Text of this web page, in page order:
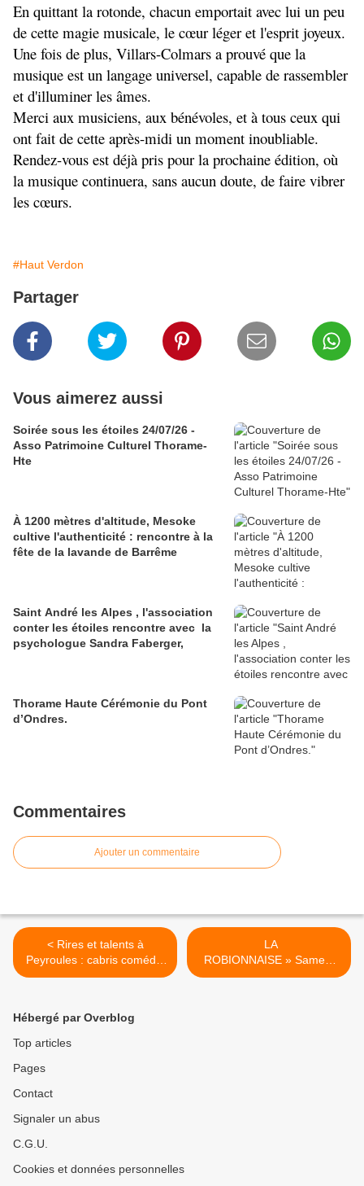
En quittant la rotonde, chacun emportait avec lui un peu
de cette magie musicale, le cœur léger et l'esprit joyeux.
Une fois de plus, Villars-Colmars a prouvé que la
musique est un langage universel, capable de rassembler
et d'illuminer les âmes.
Merci aux musiciens, aux bénévoles, et à tous ceux qui
ont fait de cette après-midi un moment inoubliable.
Rendez-vous est déjà pris pour la prochaine édition, où
la musique continuera, sans aucun doute, de faire vibrer
les cœurs.
#Haut Verdon
Partager
Vous aimerez aussi
Soirée sous les étoiles 24/07/26 -
Asso Patrimoine Culturel Thorame-
Hte
À 1200 mètres d'altitude, Mesoke
cultive l'authenticité : rencontre à la
fête de la lavande de Barrême
Saint André les Alpes , l'association
conter les étoiles rencontre avec la
psychologue Sandra Faberger,
Thorame Haute Cérémonie du Pont
d’Ondres.
Commentaires
Ajouter un commentaire
< Rires et talents à
Peyroules : cabris comédie
conquiert le public !
LA
ROBIONNAISE » Samedi
17 mai 2025 Chantier du
Hébergé par Overblog
Top articles
Pages
Contact
Signaler un abus
C.G.U.
Cookies et données personnelles